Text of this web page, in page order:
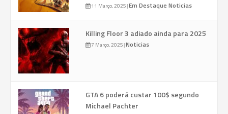
11 Março, 2025|Em Destaque Noticias
Killing Floor 3 adiado ainda para 2025
7 Março, 2025|Noticias
GTA 6 poderá custar 100$ segundo
Michael Pachter